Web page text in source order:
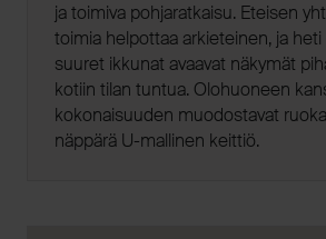
ja toimiva pohjaratkaisu. Eteisen
toimia helpottaa arkieteinen, ja
suuret ikkunat avaavat näkymät
kotiin tilan tuntua. Olohuoneen
kokonaisuuden muodostavat
näppärä U-mallinen keittiö.